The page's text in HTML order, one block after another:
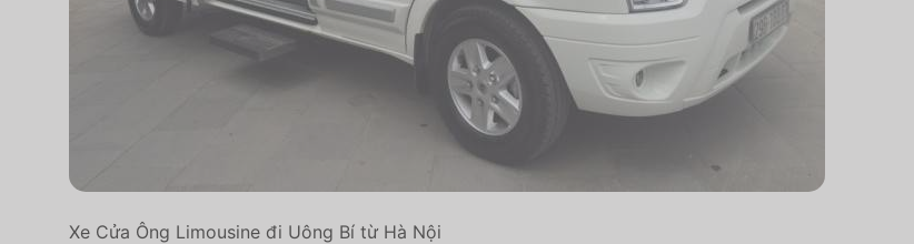
Xe Cửa Ông Limousine đi Uông Bí từ Hà Nội